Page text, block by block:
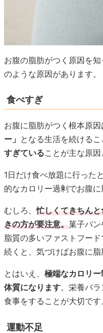
お腹の脂肪がつく原因を
のような原因があります。
食べすぎ
お腹に脂肪がつく根本原因
ー」 となる生活を続けるこ
すぎていることが主な原因
1日だけ食べ放題に行った
的なカロリー過剰でお腹に
むしろ、忙しくてきちん
きの方が要注意。菓子パン
脂質の多いファストフー
続くと、気づけばお腹に脂
とはいえ、 極端なカロリ
体質になります。栄養バ
食事をすることが大切です
運動不足